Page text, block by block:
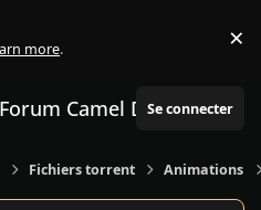
more. ×
Camel Design
Se connecter
Fichiers torrent Animations